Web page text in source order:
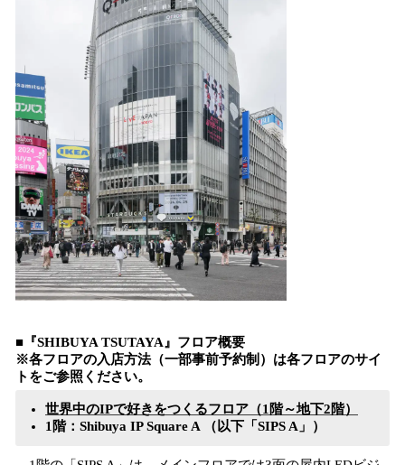
■『SHIBUYA TSUTAYA』フロア概要
※各フロアの入店方法（一部事前予約制）は各フロアのサイ
トをご参照ください。
世界中のIPで好きをつくるフロア（1階～地下2階）
1階：Shibuya IP Square A （以下「SIPS A」）